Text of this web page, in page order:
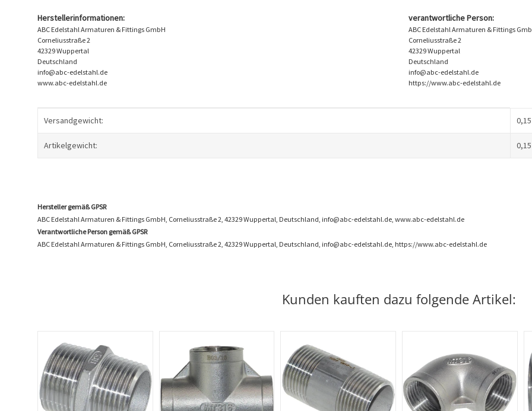
Herstellerinformationen:
ABC Edelstahl Armaturen & Fittings GmbH
Corneliusstraße 2
42329 Wuppertal
Deutschland
info@abc-edelstahl.de
www.abc-edelstahl.de
verantwortliche Person:
ABC Edelstahl Armaturen & Fittings
Corneliusstraße 2
42329 Wuppertal
Deutschland
info@abc-edelstahl.de
https://www.abc-edelstahl.de
Produkteigenschaft
Wert
Versandgewicht:
Artikelgewicht: 0,15
Hersteller gemäß GPSR
ABC Edelstahl Armaturen & Fittings GmbH, Corneliusstraße 2, 42329 Wuppertal, Deutschland, info@abc-edelstahl.de, www.abc-edelstahl.de
Verantwortliche Person gemäß GPSR
ABC Edelstahl Armaturen & Fittings GmbH, Corneliusstraße 2, 42329 Wuppertal, Deutschland, info@abc-edelstahl.de, https://www.abc-edelstahl.de
Kunden kauften dazu folgende Artikel: